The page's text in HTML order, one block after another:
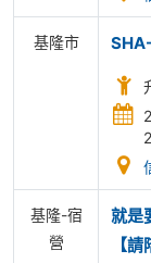
基隆市
基隆-宿
營
就是
【